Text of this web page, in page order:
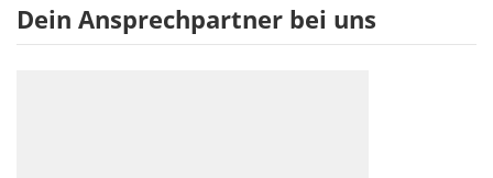
Dein Ansprechpartner bei uns